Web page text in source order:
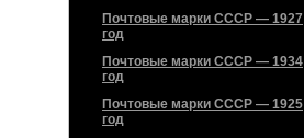
Почтовые марки СССР — 1927
год
Почтовые марки СССР — 1934
год
Почтовые марки СССР — 1925
год